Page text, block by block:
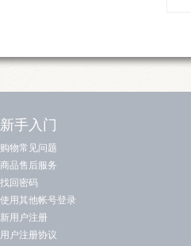
新手入门
购物常见问题
商品售后服务
找回密码
使用其他帐号登录
新用户注册
用户注册协议